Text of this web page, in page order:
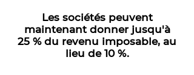
Les sociétés peuvent
maintenant donner jusqu'à
25 % du revenu imposable, au
lieu de 10 %.